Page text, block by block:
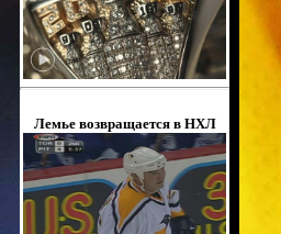
Лемье возвращается в НХЛ